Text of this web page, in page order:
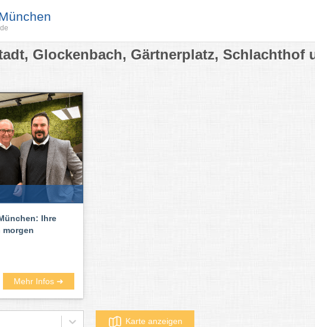
Glockenbach, Gärtnerplatz, Schlachthof
Ihre
morgen
Mehr Infos ➜
Karte anzeigen